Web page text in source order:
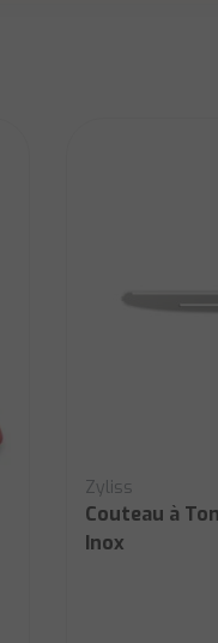
Zyliss
Couteau à
Inox